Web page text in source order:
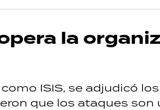
la
ISIS, se adjudicó
que los ataques son